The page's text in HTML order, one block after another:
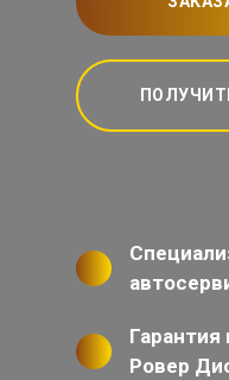
Ровер